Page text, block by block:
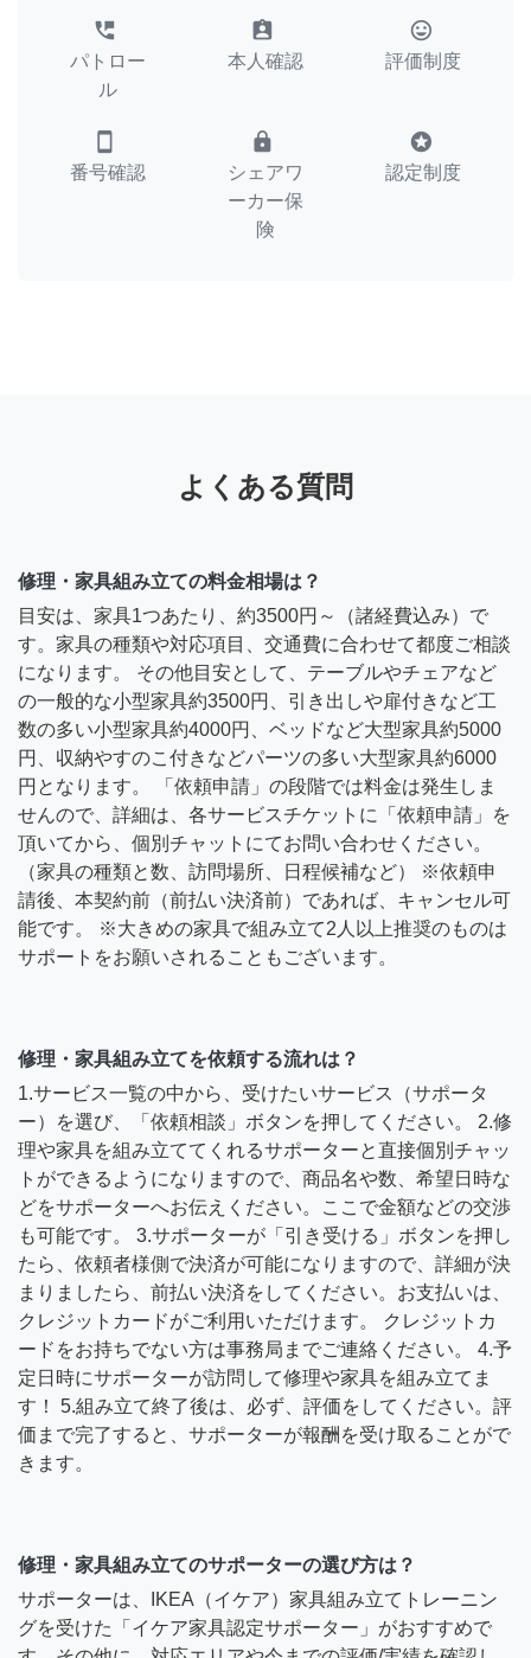
perm_phone_msg
パトロー
ル
assignment_ind
本人確認
tag_faces
評価制度
smartphone
番号確認
lock
シェアワ
ーカー保
険
stars
認定制度
よくある質問
修理・家具組み立ての料金相場は？
目安は、家具1つあたり、約3500円～（諸経費込み）で
す。家具の種類や対応項目、交通費に合わせて都度ご相談
になります。 その他目安として、テーブルやチェアなど
の一般的な小型家具約3500円、引き出しや扉付きなど工
数の多い小型家具約4000円、ベッドなど大型家具約5000
円、収納やすのこ付きなどパーツの多い大型家具約6000
円となります。 「依頼申請」の段階では料金は発生しま
せんので、詳細は、各サービスチケットに「依頼申請」を
頂いてから、個別チャットにてお問い合わせください。
（家具の種類と数、訪問場所、日程候補など） ※依頼申
請後、本契約前（前払い決済前）であれば、キャンセル可
能です。 ※大きめの家具で組み立て2人以上推奨のものは
サポートをお願いされることもございます。
修理・家具組み立てを依頼する流れは？
1.サービス一覧の中から、受けたいサービス（サポータ
ー）を選び、「依頼相談」ボタンを押してください。 2.修
理や家具を組み立ててくれるサポーターと直接個別チャッ
トができるようになりますので、商品名や数、希望日時な
どをサポーターへお伝えください。ここで金額などの交渉
も可能です。 3.サポーターが「引き受ける」ボタンを押し
たら、依頼者様側で決済が可能になりますので、詳細が決
まりましたら、前払い決済をしてください。お支払いは、
クレジットカードがご利用いただけます。 クレジットカ
ードをお持ちでない方は事務局までご連絡ください。 4.予
定日時にサポーターが訪問して修理や家具を組み立てま
す！ 5.組み立て終了後は、必ず、評価をしてください。評
価まで完了すると、サポーターが報酬を受け取ることがで
きます。
修理・家具組み立てのサポーターの選び方は？
サポーターは、IKEA（イケア）家具組み立てトレーニン
グを受けた「イケア家具認定サポーター」がおすすめで